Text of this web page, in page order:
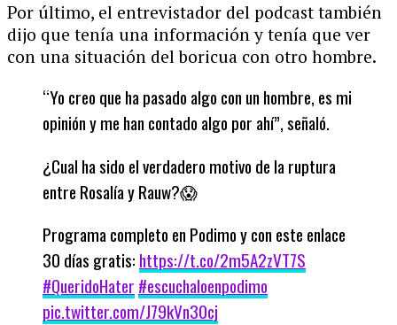
Por último, el entrevistador del podcast también
dijo que tenía una información y tenía que ver
con una situación del boricua con otro hombre.
“Yo creo que ha pasado algo con un hombre, es mi
opinión y me han contado algo por ahí”, señaló.
¿Cual ha sido el verdadero motivo de la ruptura
entre Rosalía y Rauw?😱
Programa completo en Podimo y con este enlace
30 días gratis: https://t.co/2m5A2zVT7S
#QueridoHater #escuchaloenpodimo
pic.twitter.com/J79kVn30cj